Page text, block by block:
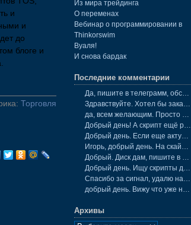
и
и
до
блоге и
Торговля
Из мира трейдинга
О переменах
Вебинар о программировании в
Thinkorswim
Вуаля!
И снова бардак
Последние комментарии
Да, пишите в телеграмм, обсудим детали.
Здравствуйте. Хотел бы заказать 8 скриптов для TOS. Возьметесь?
да, всем желающим. Просто маякните в телеграмм мне. @igstik
Добрый день! А скрипт ещё раздаёте?
Добрый день. Если еще актуально, то пишите в телеграмм на @igstik
Игорь, добрый день. На скайп не получается достучаться. Как найти
Добрый. Диск дам, пишите в телеграмм. под заказ пишу, но все ме
Добрый день. Ищу скрипты для ТОС . Вышлите на e-mail dneprenergo@
Спасибо за сигнал, удалю на всякий пожарный.
добрый день. Вижу что уже не торгуете, но Ваш диск меня заинтерес
Архивы